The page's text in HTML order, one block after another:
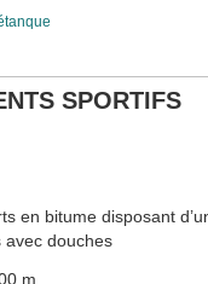
SPORTIFS
en bitume disposant
avec douches
m